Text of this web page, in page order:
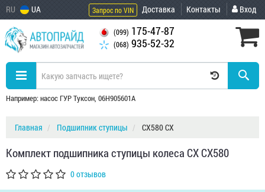
RU UA Запрос по VIN Доставка Контакты Вход
(099) 175-47-87
(068) 935-52-32
Например: насос ГУР Туксон, 06H905601A
Главная Подшипник ступицы CX580 CX
Комплект подшипника ступицы колеса CX CX580
0 отзывов